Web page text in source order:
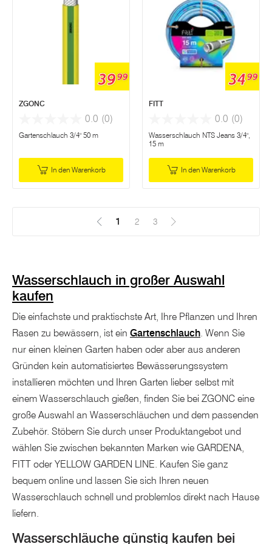
3999
ZGONC
0.0 (0)
Gartenschlauch 3/4" 50 m
In den Warenkorb
3499
FITT
0.0 (0)
Wasserschlauch NTS Jeans 3/4",
15 m
In den Warenkorb
1 (Aktuell)
2 3
Wasserschlauch in großer Auswahl
kaufen
Die einfachste und praktischste Art, Ihre Pflanzen und Ihren
Rasen zu bewässern, ist ein Gartenschlauch. Wenn Sie
nur einen kleinen Garten haben oder aber aus anderen
Gründen kein automatisiertes Bewässerungssystem
installieren möchten und Ihren Garten lieber selbst mit
einem Wasserschlauch gießen, finden Sie bei ZGONC eine
große Auswahl an Wasserschläuchen und dem passenden
Zubehör. Stöbern Sie durch unser Produktangebot und
wählen Sie zwischen bekannten Marken wie GARDENA,
FITT oder YELLOW GARDEN LINE. Kaufen Sie ganz
bequem online und lassen Sie sich Ihren neuen
Wasserschlauch schnell und problemlos direkt nach Hause
liefern.
Wasserschläuche günstig kaufen bei